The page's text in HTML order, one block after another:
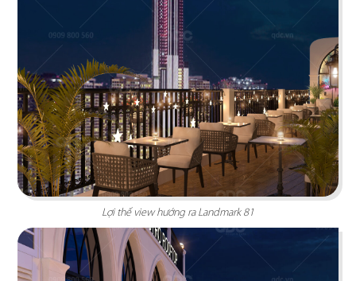
BẮC KIM THANG
Nhà hàng Bắc Kim Thang được thiết kế theo
phong cách Việt Nam dân gian đương đại...
Chi tiết
Lợi thế view hướng ra Landmark 81